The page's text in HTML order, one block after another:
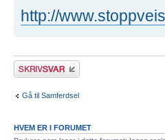
http://
Skriv et svar
Gå til Samferdsel
HVEM ER I FORUMET